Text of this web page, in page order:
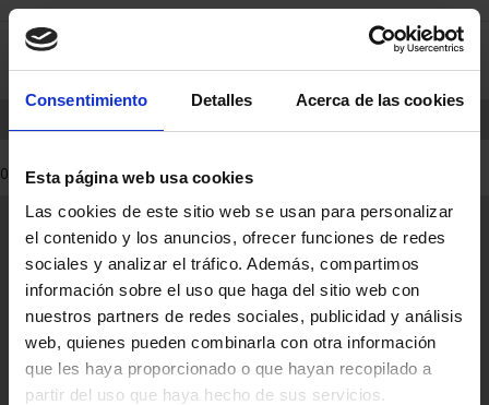
Consentimiento Detalles Acerca de las cookies
Esta página web usa cookies
Las cookies de este sitio web se usan para personalizar
el contenido y los anuncios, ofrecer funciones de redes
sociales y analizar el tráfico. Además, compartimos
información sobre el uso que haga del sitio web con
nuestros partners de redes sociales, publicidad y análisis
web, quienes pueden combinarla con otra información
que les haya proporcionado o que hayan recopilado a
partir del uso que haya hecho de sus servicios.
saltar
contenido
Saltar
men
0
0 Productos encontrados
Información General
Contacto
Preguntas Frequentes (FAQs)
Aviso Legal
Condiciones Legales